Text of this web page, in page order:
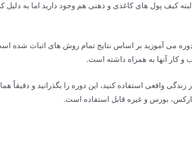
پول های کاغذی و ذهنی هم وجود دارید اما به دلیل
کار آنها به همراه داشته است.
واقعی استفاده کنید، این دوره را بگذرانید و دقیقاً
فارکس، بورس و غیره قابل استفاده است.